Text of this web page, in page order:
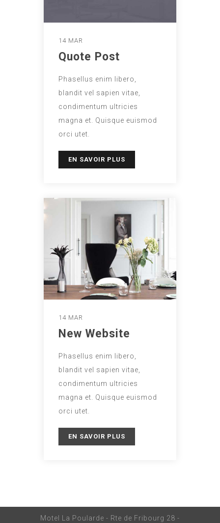
14 MAR
Quote Post
Phasellus enim libero,
blandit vel sapien vitae,
condimentum ultricies
magna et. Quisque euismod
orci utet.
EN SAVOIR PLUS
14 MAR
New Website
Phasellus enim libero,
blandit vel sapien vitae,
condimentum ultricies
magna et. Quisque euismod
orci utet.
EN SAVOIR PLUS
Motel La Poularde - Rte de Fribourg 28 -